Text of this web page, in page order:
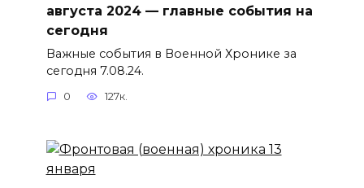
августа 2024 — главные события на
сегодня
Важные события в Военной Хронике за
сегодня 7.08.24.
0 127к.